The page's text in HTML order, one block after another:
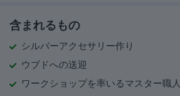
含まれるもの
シルバーアクセサリー作り
ウブドへの送迎
ワークショップを率いるマスター職人